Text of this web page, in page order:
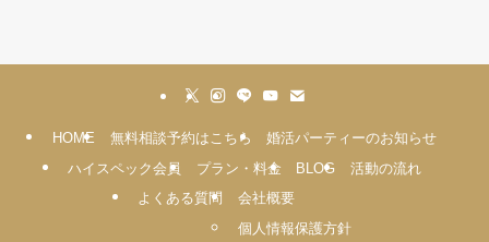
HOME 無料相談予約はこちら
婚活パーティーのお知らせ
ハイスペック会員
プラン・料金 BLOG
活動の流れ
よくある質問
会社概要
個人情報保護方針